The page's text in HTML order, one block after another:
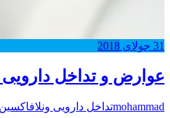
31 جولای 2018
عوارض و تداخل دارویی
mohammadتداخل دارویی ونلافاکسین